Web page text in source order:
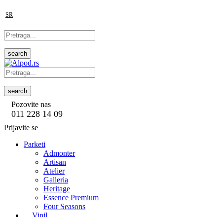
SR
search
search
Pozovite nas
011 228 14 09
Prijavite se
Parketi
Admonter
Artisan
Atelier
Galleria
Heritage
Essence Premium
Four Seasons
Vinil